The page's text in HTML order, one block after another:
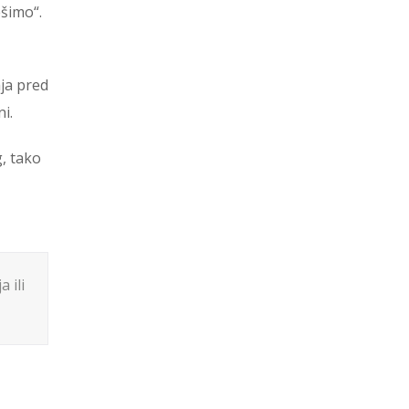
pred
tako
ili